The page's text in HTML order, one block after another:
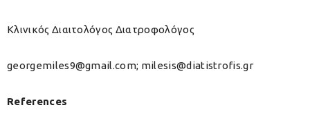
Κλινικός Διαιτολόγος Διατροφολόγος
georgemiles9@gmail.com; milesis@diatistrofis.gr
References